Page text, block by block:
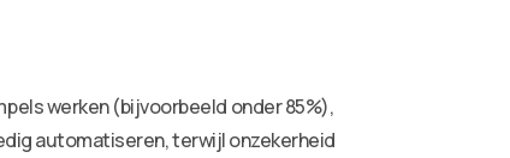
werken (bijvoorbeeld onder 85%),
automatiseren, terwijl onzekerheid